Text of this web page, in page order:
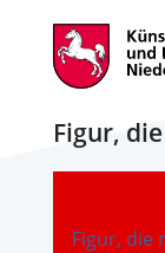
Figur,
Figur, die